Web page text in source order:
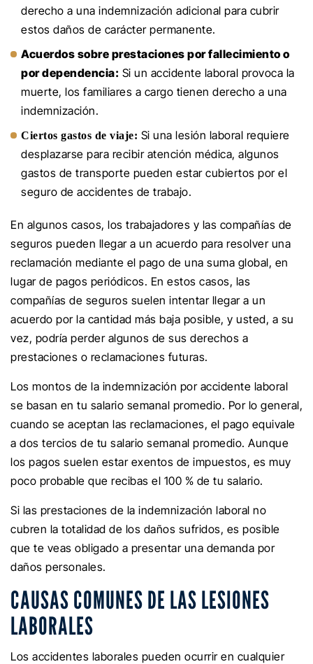
derecho a una indemnización adicional para cubrir
estos daños de carácter permanente.
Acuerdos sobre prestaciones por fallecimiento o
por dependencia: Si un accidente laboral provoca la
muerte, los familiares a cargo tienen derecho a una
indemnización.
Ciertos gastos de viaje: Si una lesión laboral requiere
desplazarse para recibir atención médica, algunos
gastos de transporte pueden estar cubiertos por el
seguro de accidentes de trabajo.
En algunos casos, los trabajadores y las compañías de
seguros pueden llegar a un acuerdo para resolver una
reclamación mediante el pago de una suma global, en
lugar de pagos periódicos. En estos casos, las
compañías de seguros suelen intentar llegar a un
acuerdo por la cantidad más baja posible, y usted, a su
vez, podría perder algunos de sus derechos a
prestaciones o reclamaciones futuras.
Los montos de la indemnización por accidente laboral
se basan en tu salario semanal promedio. Por lo general,
cuando se aceptan las reclamaciones, el pago equivale
a dos tercios de tu salario semanal promedio. Aunque
los pagos suelen estar exentos de impuestos, es muy
poco probable que recibas el 100 % de tu salario.
Si las prestaciones de la indemnización laboral no
cubren la totalidad de los daños sufridos, es posible
que te veas obligado a presentar una demanda por
daños personales.
CAUSAS COMUNES DE LAS LESIONES
LABORALES
Los accidentes laborales pueden ocurrir en cualquier